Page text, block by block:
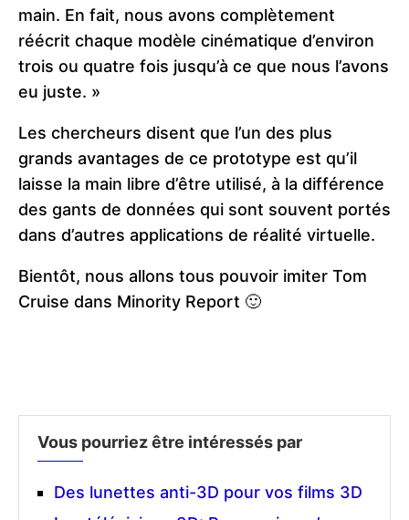
main. En fait, nous avons complètement
réécrit chaque modèle cinématique d’environ
trois ou quatre fois jusqu’à ce que nous l’avons
eu juste. »
Les chercheurs disent que l’un des plus
grands avantages de ce prototype est qu’il
laisse la main libre d’être utilisé, à la différence
des gants de données qui sont souvent portés
dans d’autres applications de réalité virtuelle.
Bientôt, nous allons tous pouvoir imiter Tom
Cruise dans Minority Report 🙂
Vous pourriez être intéressés par
Des lunettes anti-3D pour vos films 3D